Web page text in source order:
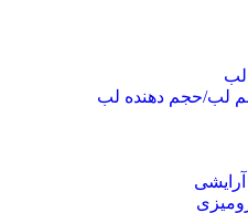
لب/حجم دهنده لب